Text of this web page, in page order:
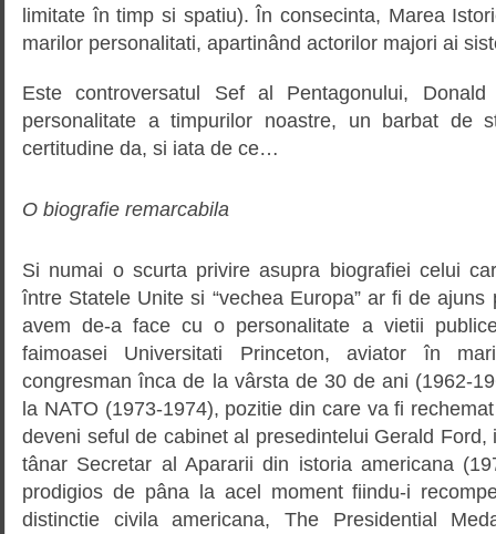
limitate în timp si spatiu). În consecinta, Marea
marilor personalitati, apartinând actorilor majori ai
Este controversatul Sef al Pentagonului,
personalitate a timpurilor noastre, un barbat de
certitudine da, si iata de ce…
O biografie remarcabila
Si numai o scurta privire asupra biografiei celui
între Statele Unite si “vechea Europa” ar fi de
avem de-a face cu o personalitate a vietii
faimoasei Universitati Princeton, aviator în
congresman înca de la vârsta de 30 de ani (1962-
la NATO (1973-1974), pozitie din care va fi
deveni seful de cabinet al presedintelui Gerald
tânar Secretar al Apararii din istoria americana
prodigios de pâna la acel moment fiindu-i
distinctie civila americana, The Presidential